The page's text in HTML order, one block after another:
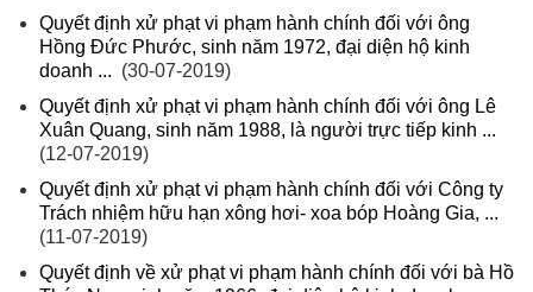
Quyết định xử phạt vi phạm hành chính đối với ông
Hồng Đức Phước, sinh năm 1972, đại diện hộ kinh
doanh ... (30-07-2019)
Quyết định xử phạt vi phạm hành chính đối với ông Lê
Xuân Quang, sinh năm 1988, là người trực tiếp kinh ...
(12-07-2019)
Quyết định xử phạt vi phạm hành chính đối với Công ty
Trách nhiệm hữu hạn xông hơi- xoa bóp Hoàng Gia, ...
(11-07-2019)
Quyết định về xử phạt vi phạm hành chính đối với bà Hồ